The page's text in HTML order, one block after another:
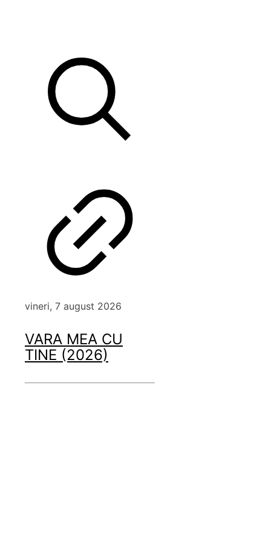
vineri, 7 august 2026
VARA MEA CU
TINE (2026)